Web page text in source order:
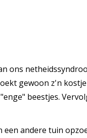
ons
gewoon z'n
beestjes.
andere tuin